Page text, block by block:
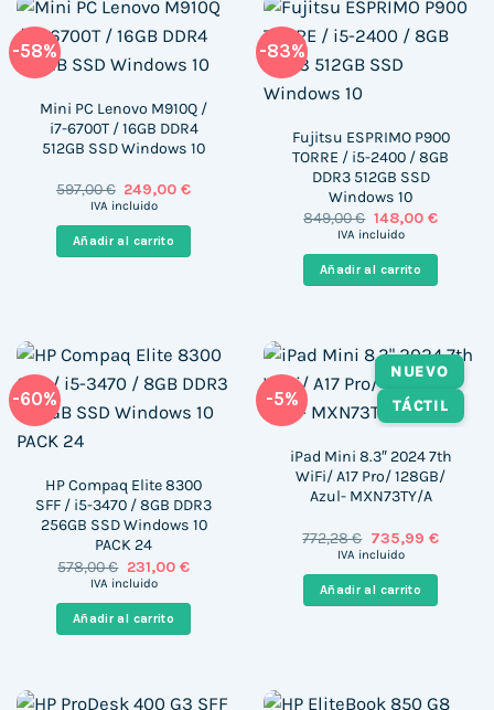
-58%
Mini PC Lenovo M910Q /
i7-6700T / 16GB DDR4
512GB SSD Windows 10
597,00€ El
precio
era:
597,00 €.
249,00€El
es:
249,00 €.
IVA incluido
Añadir al carrito
-83%
Fujitsu ESPRIMO P900
TORRE / i5-2400 / 8GB
DDR3 512GB SSD
Windows 10
849,00€ El
precio
era:
849,00 €.
148,00 €El
es:
148,00
IVA incluido
Añadir al carrito
-60%
HP Compaq Elite 8300
SFF / i5-3470 / 8GB DDR3
256GB SSD Windows 10
PACK 24
578,00€ El
precio
era:
578,00 €.
231,00 €El
es:
231,00 €.
IVA incluido
Añadir al carrito
-5%
NUEVO
TÁCTIL
iPad Mini 8.3″ 2024 7th
WiFi/ A17 Pro/ 128GB/
Azul- MXN73TY/A
772,28€ El
precio
era:
772,28 €.
735,99 €El
es:
735,99
IVA incluido
Añadir al carrito